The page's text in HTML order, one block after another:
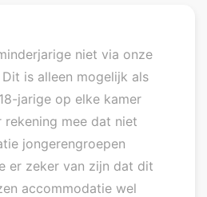
niet via onze
is alleen mogelijk als
jarige op elke kamer
mee dat niet
jongerengroepen
er zeker van zijn dat dit
accommodatie wel